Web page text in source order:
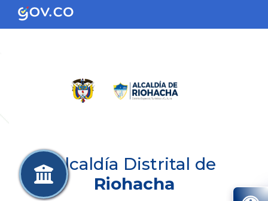
Alcaldía Distrital de
Riohacha